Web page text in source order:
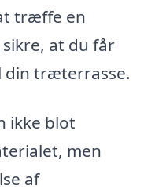
træffe en
at du får
din træterrasse.
ikke blot
men
af